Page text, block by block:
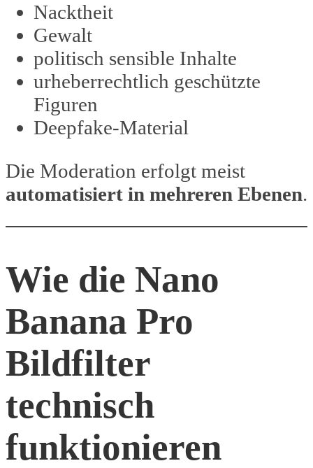
Nacktheit
Gewalt
politisch sensible Inhalte
urheberrechtlich geschützte
Figuren
Deepfake-Material
Die Moderation erfolgt meist
automatisiert in mehreren Ebenen.
Wie die Nano
Banana Pro
Bildfilter
technisch
funktionieren